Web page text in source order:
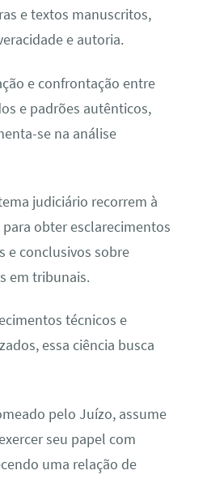
e textos manuscritos,
e autoria.
e confrontação entre
e padrões autênticos,
se na análise
judiciário recorrem à
obter esclarecimentos
e conclusivos sobre
em tribunais.
técnicos e
essa ciência busca
pelo Juízo, assume
seu papel com
uma relação de